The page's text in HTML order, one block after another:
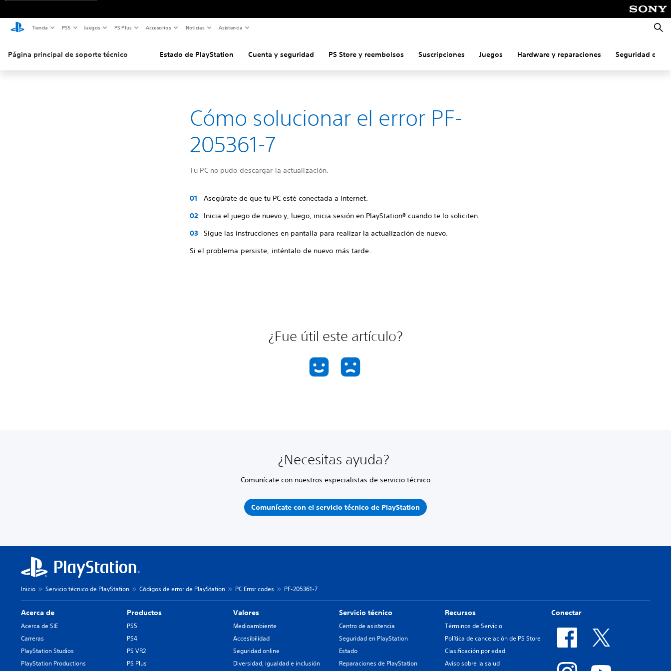
Tienda PS5 Juegos PS Plus Accesorios Noticias Asistencia
Página principal de soporte técnico Estado de PlayStation Cuenta y seguridad PS Store y reembolsos Suscripciones Juegos Hardware y reparaciones Seguridad
Cómo solucionar el error PF-
205361-7
Tu PC no pudo descargar la actualización.
Asegúrate de que tu PC esté conectada a Internet.
Inicia el juego de nuevo y, luego, inicia sesión en PlayStation® cuando te lo soliciten.
Sigue las instrucciones en pantalla para realizar la actualización de nuevo.
Si el problema persiste, inténtalo de nuevo más tarde.
¿Fue útil este artículo?
¿Necesitas ayuda?
Comunícate con nuestros especialistas de servicio técnico
Comunícate con el servicio técnico de PlayStation
Inicio Servicio técnico de PlayStation Códigos de error de PlayStation PC Error codes PF-205361-7
Acerca de
Acerca de SIE
Carreras
PlayStation Studios
PlayStation Productions
Productos
PS5
PS4
PS VR2
PS Plus
Valores
Medioambiente
Accesibilidad
Seguridad online
Diversidad, igualdad e inclusión
Servicio técnico
Centro de asistencia
Seguridad en PlayStation
Estado
Reparaciones de PlayStation
Recursos
Términos de Servicio
Política de cancelación de PS Store
Clasificación por edad
Aviso sobre la salud
Conectar